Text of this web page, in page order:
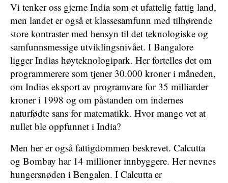
Vi tenker oss gjerne India som et ufattelig fattig land,
men landet er også et klassesamfunn med tilhørende
store kontraster med hensyn til det teknologiske og
samfunnsmessige utviklingsnivået. I Bangalore
ligger Indias høyteknologipark. Her fortelles det om
programmerere som tjener 30.000 kroner i måneden,
om Indias eksport av programvare for 35 milliarder
kroner i 1998 og om påstanden om indernes
naturfødte sans for matematikk. Hvor mange vet at
nullet ble oppfunnet i India?
Men her er også fattigdommen beskrevet. Calcutta
og Bombay har 14 millioner innbyggere. Her nevnes
hungersnøden i Bengalen. I Calcutta er